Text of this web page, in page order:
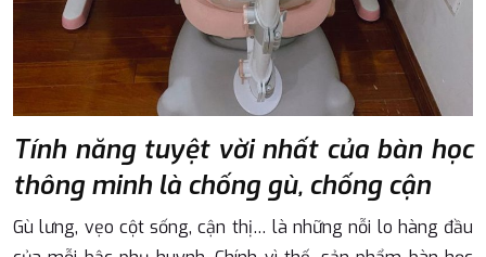
Tính năng tuyệt vời nhất của bàn học
thông minh là chống gù, chống cận
Gù lưng, vẹo cột sống, cận thị… là những nỗi lo hàng đầu